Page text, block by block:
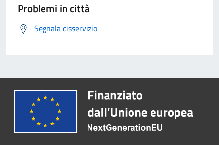
Problemi in città
Segnala disservizio